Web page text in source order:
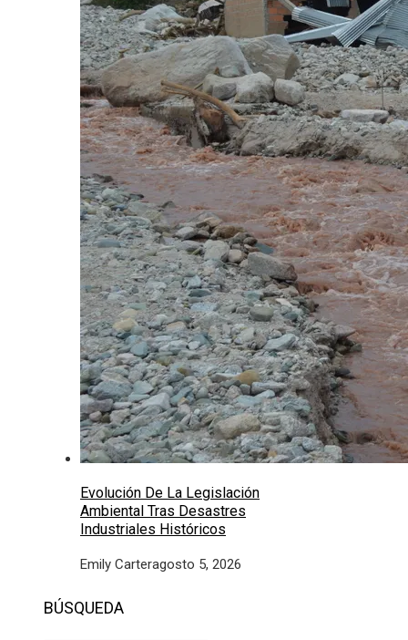
Evolución De La Legislación
Ambiental Tras Desastres
Industriales Históricos
Emily Carteragosto 5, 2026
BÚSQUEDA